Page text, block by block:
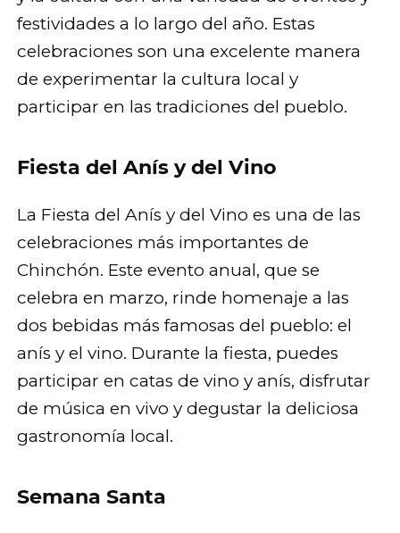
festividades a lo largo del año. Estas
celebraciones son una excelente manera
de experimentar la cultura local y
participar en las tradiciones del pueblo.
Fiesta del Anís y del Vino
La Fiesta del Anís y del Vino es una de las
celebraciones más importantes de
Chinchón. Este evento anual, que se
celebra en marzo, rinde homenaje a las
dos bebidas más famosas del pueblo: el
anís y el vino. Durante la fiesta, puedes
participar en catas de vino y anís, disfrutar
de música en vivo y degustar la deliciosa
gastronomía local.
Semana Santa